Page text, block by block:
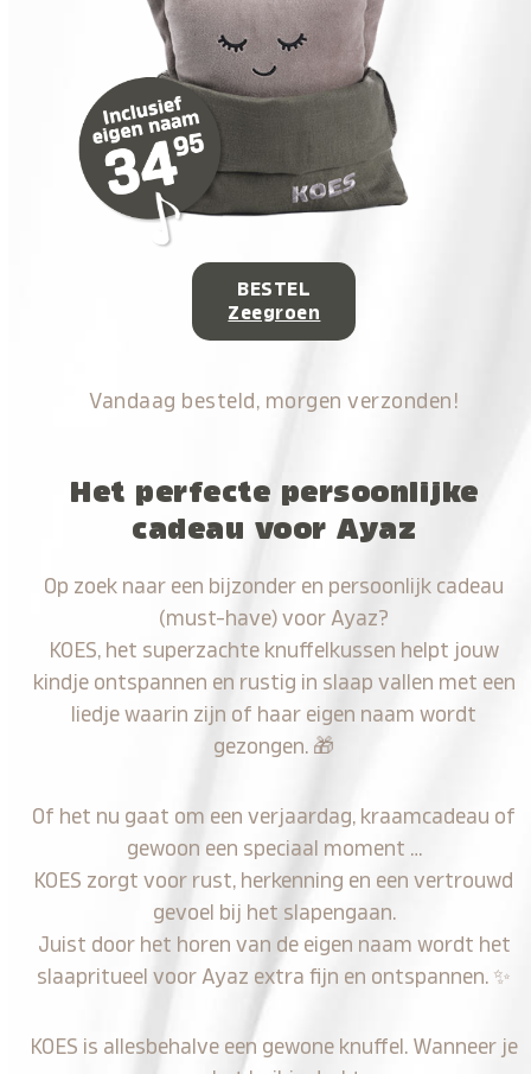
BESTEL
Zeegroen
Vandaag besteld, morgen verzonden!
Het perfecte persoonlijke
cadeau voor Ayaz
Op zoek naar een bijzonder en persoonlijk cadeau
(must-have) voor Ayaz?
KOES, het superzachte knuffelkussen helpt jouw
kindje ontspannen en rustig in slaap vallen met een
liedje waarin zijn of haar eigen naam wordt
gezongen. 🎁
Of het nu gaat om een verjaardag, kraamcadeau of
gewoon een speciaal moment …
KOES zorgt voor rust, herkenning en een vertrouwd
gevoel bij het slapengaan.
Juist door het horen van de eigen naam wordt het
slaapritueel voor Ayaz extra fijn en ontspannen. ✨
KOES is allesbehalve een gewone knuffel. Wanneer je